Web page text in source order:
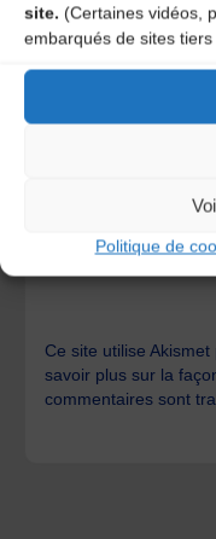
site. (Certaines vidéos,
embarqués de sites
Politique de
Save my name,
time I post a comment.
Ce site utilise
savoir plus sur la
commentaires sont